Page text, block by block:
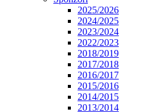
2025/2026
2024/2025
2023/2024
2022/2023
2018/2019
2017/2018
2016/2017
2015/2016
2014/2015
2013/2014